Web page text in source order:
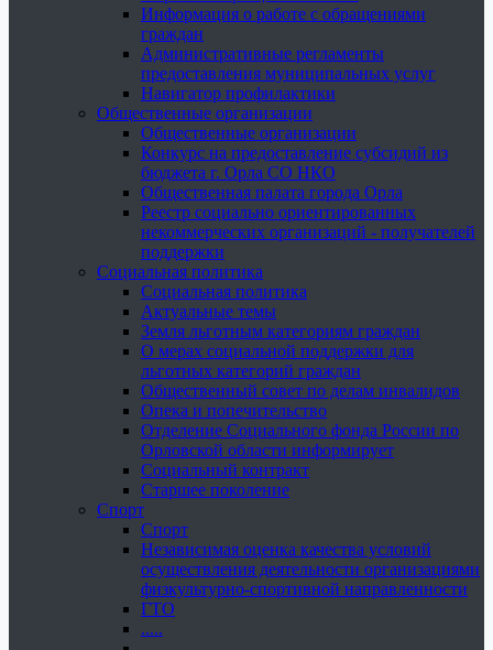
Информация о работе с обращениями
граждан
Административные регламенты
предоставления муниципальных услуг
Навигатор профилактики
Общественные организации
Общественные организации
Конкурс на предоставление субсидий из
бюджета г. Орла СО НКО
Общественная палата города Орла
Реестр социально ориентированных
некоммерческих организаций - получателей
поддержки
Социальная политика
Социальная политика
Актуальные темы
Земля льготным категориям граждан
О мерах социальной поддержки для
льготных категорий граждан
Общественный совет по делам инвалидов
Опека и попечительство
Отделение Социального фонда России по
Орловской области информирует
Социальный контракт
Старшее поколение
Спорт
Спорт
Независимая оценка качества условий
осуществления деятельности организациями
физкультурно-спортивной направленности
ГТО
.....